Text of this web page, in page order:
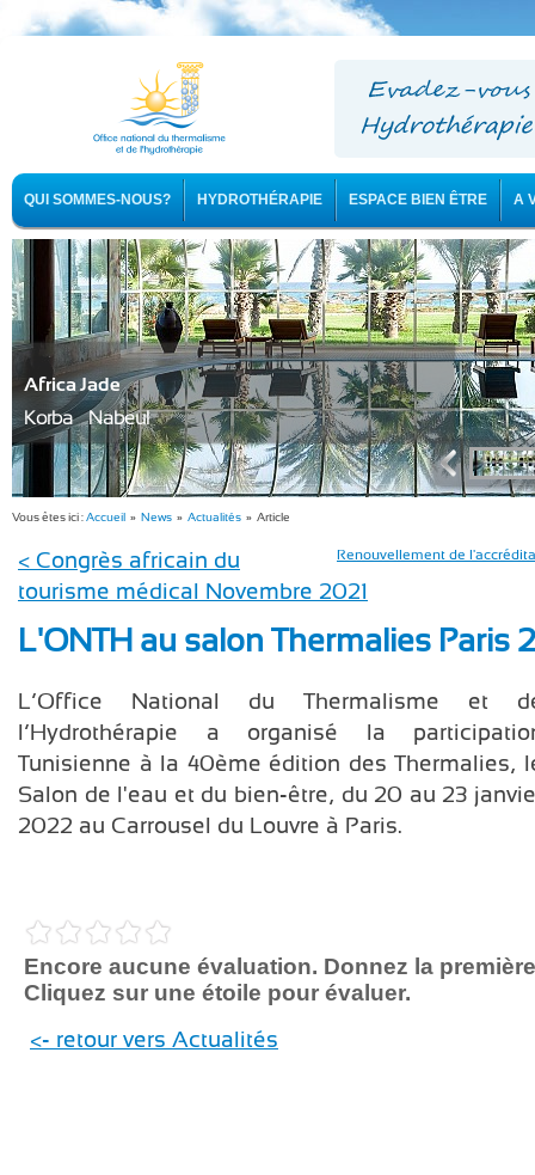
QUI SOMMES-NOUS? HYDROTHÉRAPIE ESPACE BIEN ÊTRE A
Africa Jade
Korba - Nabeul
Vous êtes ici :Accueil » News » Actualités » Article
Renouvellement de
< Congrès africain du
tourisme médical Novembre 2021
L'ONTH au salon Thermalies Paris
L’Office National du Thermalisme et
l’Hydrothérapie a organisé la
Tunisienne à la 40ème édition des Thermalies,
Salon de l'eau et du bien-être, du 20 au 23
2022 au Carrousel du Louvre à Paris.
Encore aucune évaluation. Donnez la
Cliquez sur une étoile pour évaluer.
<- retour vers Actualités